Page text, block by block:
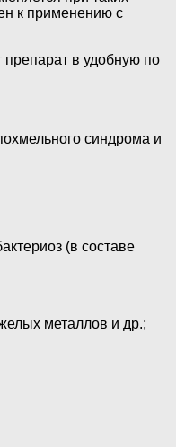
к применению с
препарат в удобную по
синдрома и
(в составе
металлов и др.;